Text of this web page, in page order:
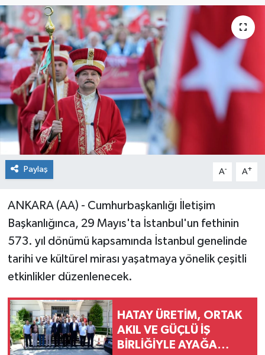
Paylaş A- A+
ANKARA (AA) - Cumhurbaşkanlığı İletişim
Başkanlığınca, 29 Mayıs'ta İstanbul'un fethinin
573. yıl dönümü kapsamında İstanbul genelinde
tarihi ve kültürel mirası yaşatmaya yönelik çeşitli
etkinlikler düzenlenecek.
HATAY ÜRETİM, ORTAK
AKIL VE GÜÇLÜ İŞ
BİRLİĞİYLE AYAĞA